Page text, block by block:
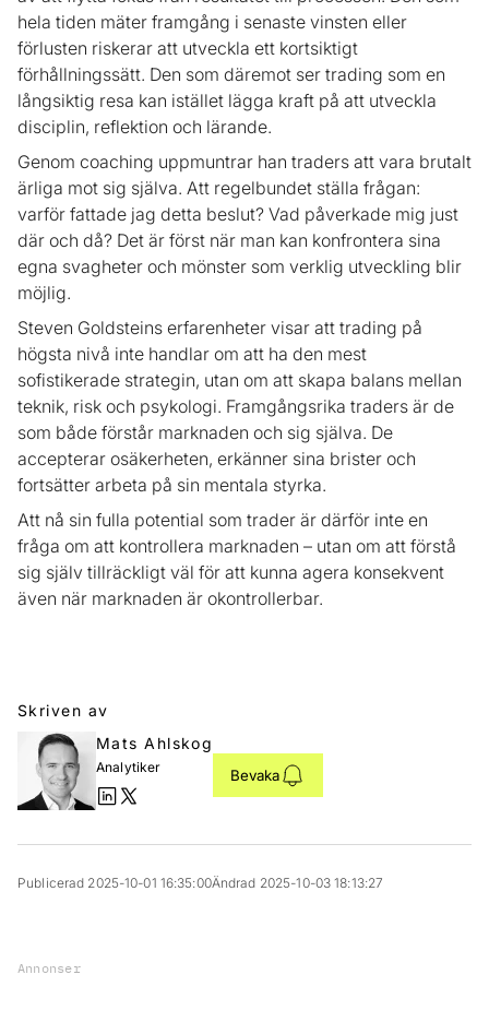
hela tiden mäter framgång i senaste vinsten eller
förlusten riskerar att utveckla ett kortsiktigt
förhållningssätt. Den som däremot ser trading som en
långsiktig resa kan istället lägga kraft på att utveckla
disciplin, reflektion och lärande.
Genom coaching uppmuntrar han traders att vara brutalt
ärliga mot sig själva. Att regelbundet ställa frågan:
varför fattade jag detta beslut? Vad påverkade mig just
där och då? Det är först när man kan konfrontera sina
egna svagheter och mönster som verklig utveckling blir
möjlig.
Steven Goldsteins erfarenheter visar att trading på
högsta nivå inte handlar om att ha den mest
sofistikerade strategin, utan om att skapa balans mellan
teknik, risk och psykologi. Framgångsrika traders är de
som både förstår marknaden och sig själva. De
accepterar osäkerheten, erkänner sina brister och
fortsätter arbeta på sin mentala styrka.
Att nå sin fulla potential som trader är därför inte en
fråga om att kontrollera marknaden – utan om att förstå
sig själv tillräckligt väl för att kunna agera konsekvent
även när marknaden är okontrollerbar.
Skriven av
Mats Ahlskog
Analytiker Bevaka
Publicerad 2025-10-01 16:35:00Ändrad 2025-10-03 18:13:27
Annonser